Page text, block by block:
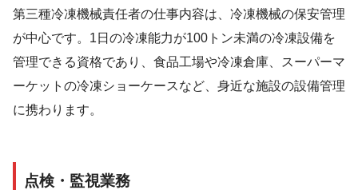
第三種冷凍機械責任者の仕事内容は、冷凍機械の保安管理
が中心です。1日の冷凍能力が100トン未満の冷凍設備を
管理できる資格であり、食品工場や冷凍倉庫、スーパーマ
ーケットの冷凍ショーケースなど、身近な施設の設備管理
に携わります。
点検・監視業務